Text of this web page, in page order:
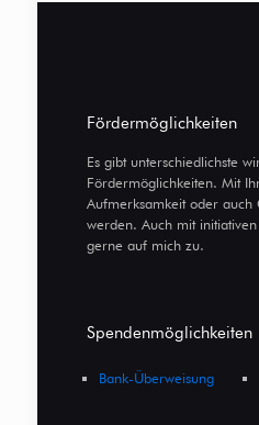
Fördermöglichkeiten
Es gibt unterschiedlichste
Fördermöglichkeiten. Mit
Aufmerksamkeit oder
werden. Auch mit
gerne auf mich zu.
Spendenmöglichkeiten
Bank-Überweisung